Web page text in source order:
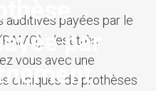
par
auditives payées par le
c’est très
vous avec une
cliniques de prothèses